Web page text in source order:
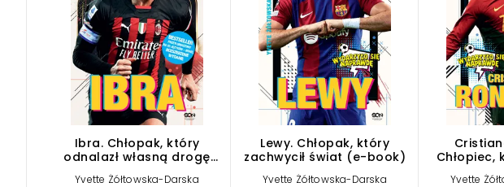
Ibra. Chłopak, który
odnalazł własną drogę
(e-book)
Yvette Żółtowska-Darska
Lewy. Chłopak, który
zachwycił świat (e-book)
Yvette Żółtowska-Darska
Chłopiec,
czego
Yvette